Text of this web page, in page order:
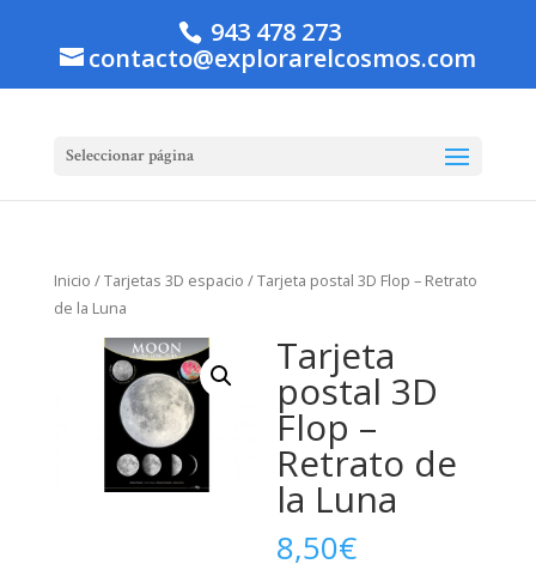
943 478 273
contacto@explorarelcosmos.com
Seleccionar página
Inicio /Tarjetas 3D espacio / Tarjeta postal 3D Flop – Retrato
de la Luna
Tarjeta
postal 3D
Flop –
Retrato de
la Luna
8,50€